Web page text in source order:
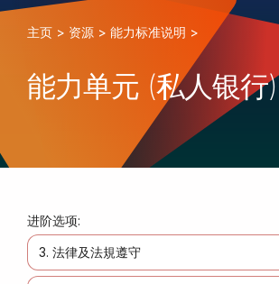
主页 > 资源 > 能力标准说明 >
能力单元 (私人银行)
进阶选项:
3. 法律及法規遵守